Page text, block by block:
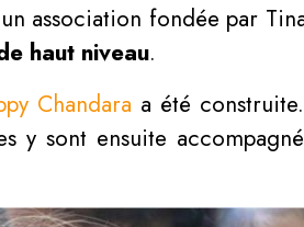
association fondée par
haut niveau.
Chandara a été
y sont ensuite